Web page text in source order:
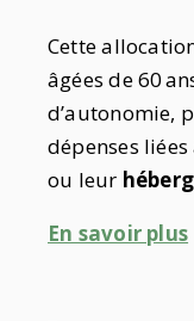
Cette
âgées de 60
d’autonomie,
dépenses
ou leur
En savoir plus